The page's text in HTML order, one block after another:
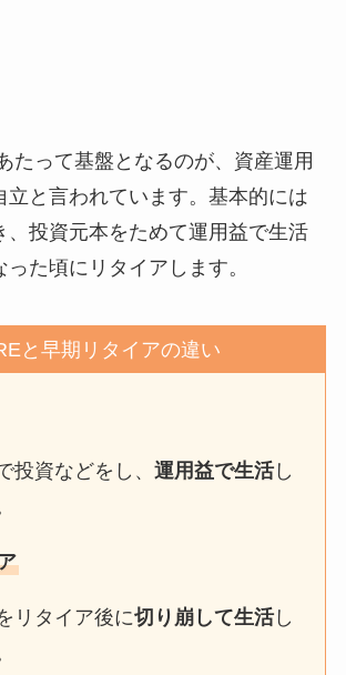
たって基盤となるのが、資産運用
立と言われています。基本的には
、投資元本をためて運用益で生活
た頃にリタイアします。
と早期リタイアの違い
投資などをし、運用益で生活し
リタイア後に切り崩して生活し